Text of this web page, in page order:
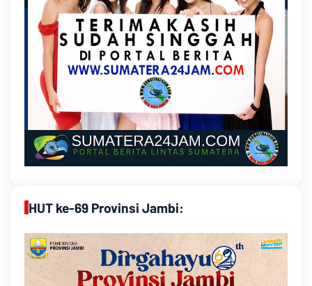
HUT ke-69 Provinsi Jambi: